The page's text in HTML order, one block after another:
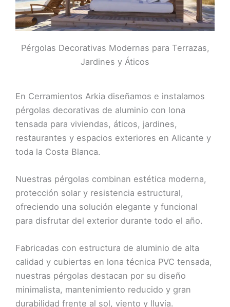
Pérgolas Decorativas Modernas para Terrazas,
Jardines y Áticos
En Cerramientos Arkia diseñamos e instalamos
pérgolas decorativas de aluminio con lona
tensada para viviendas, áticos, jardines,
restaurantes y espacios exteriores en Alicante y
toda la Costa Blanca.
Nuestras pérgolas combinan estética moderna,
protección solar y resistencia estructural,
ofreciendo una solución elegante y funcional
para disfrutar del exterior durante todo el año.
Fabricadas con estructura de aluminio de alta
calidad y cubiertas en lona técnica PVC tensada,
nuestras pérgolas destacan por su diseño
minimalista, mantenimiento reducido y gran
durabilidad frente al sol, viento y lluvia.